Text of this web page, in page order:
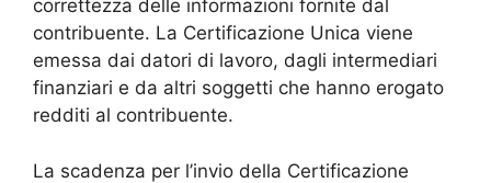
correttezza delle informazioni fornite dal
contribuente. La Certificazione Unica viene
emessa dai datori di lavoro, dagli intermediari
finanziari e da altri soggetti che hanno erogato
redditi al contribuente.
La scadenza per l’invio della Certificazione